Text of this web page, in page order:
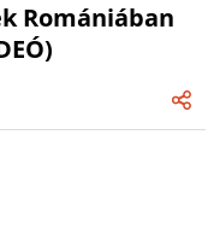
Romániában